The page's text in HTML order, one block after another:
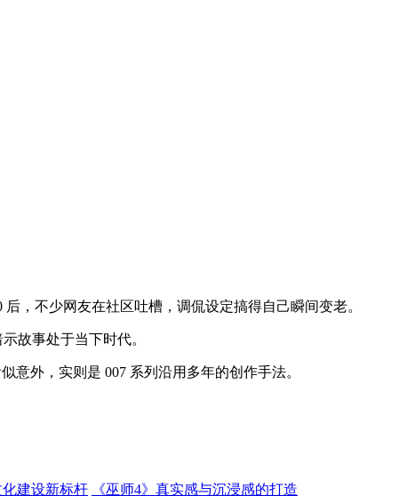
，不少网友在社区吐槽，调侃设定搞得自己瞬间变老。
故事处于当下时代。
外，实则是 007 系列沿用多年的创作手法。
建设新标杆 《巫师4》真实感与沉浸感的打造